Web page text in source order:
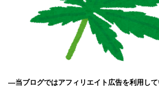
―当ブログではアフィリエイト広告を利用し